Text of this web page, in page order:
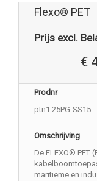
Flexo® PET
Prijs excl.
€
Prodnr
ptn1.25PG-SS15
Omschrijving
De FLEXO® PET
maritieme en